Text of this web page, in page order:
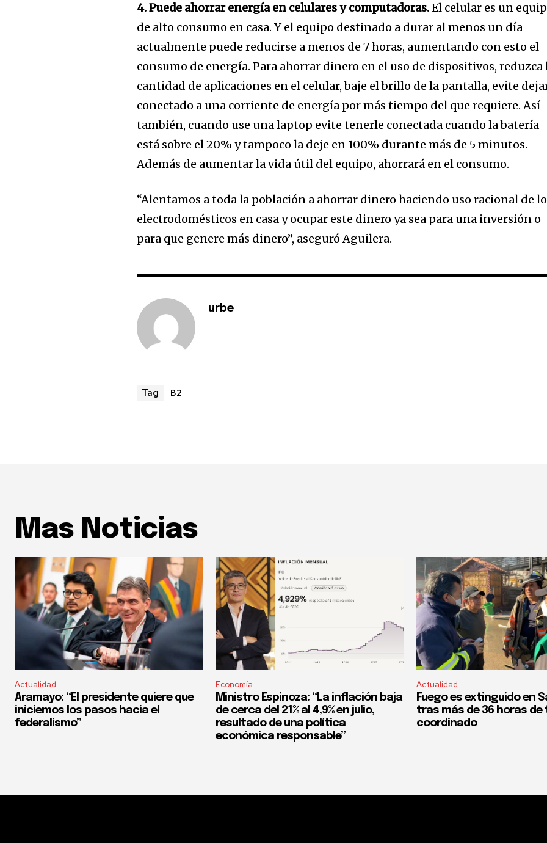
4. Puede ahorrar energía en celulares y computadoras.El celular es un
de alto consumo en casa. Y el equipo destinado a durar al menos un día
actualmente puede reducirse a menos de 7 horas, aumentando con esto el
consumo de energía. Para ahorrar dinero en el uso de dispositivos, reduzca
cantidad de aplicaciones en el celular, baje el brillo de la pantalla, evite
conectado a una corriente de energía por más tiempo del que requiere. Así
también, cuando use una laptop evite tenerle conectada cuando la batería
está sobre el 20% y tampoco la deje en 100% durante más de 5 minutos.
Además de aumentar la vida útil del equipo, ahorrará en el consumo.
“Alentamos a toda la población a ahorrar dinero haciendo uso racional de
electrodomésticos en casa y ocupar este dinero ya sea para una inversión o
para que genere más dinero”, aseguró Aguilera.
urbe
Tag B2
Mas Noticias
Actualidad
Aramayo: “El presidente quiere que
iniciemos los pasos hacia el
federalismo”
Economía
Ministro Espinoza: “La inflación baja
de cerca del 21% al 4,9% en julio,
resultado de una política
económica responsable”
Actualidad
Fuego es extinguido en
tras más de 36 horas de
coordinado